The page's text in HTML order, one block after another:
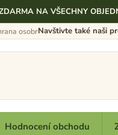
NA VŠECHNY
Navštivte také naši
osobních údajů
Hodnocení obchodu